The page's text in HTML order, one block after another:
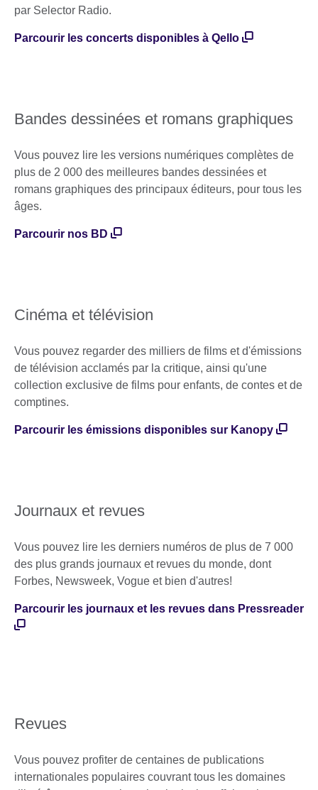
par Selector Radio.
Parcourir les concerts disponibles à Qello
Bandes dessinées et romans graphiques
Vous pouvez lire les versions numériques complètes de
plus de 2 000 des meilleures bandes dessinées et
romans graphiques des principaux éditeurs, pour tous les
âges.
Parcourir nos BD
Cinéma et télévision
Vous pouvez regarder des milliers de films et d'émissions
de télévision acclamés par la critique, ainsi qu'une
collection exclusive de films pour enfants, de contes et de
comptines.
Parcourir les émissions disponibles sur Kanopy
Journaux et revues
Vous pouvez lire les derniers numéros de plus de 7 000
des plus grands journaux et revues du monde, dont
Forbes, Newsweek, Vogue et bien d'autres!
Parcourir les journaux et les revues dans Pressreader
Revues
Vous pouvez profiter de centaines de publications
internationales populaires couvrant tous les domaines